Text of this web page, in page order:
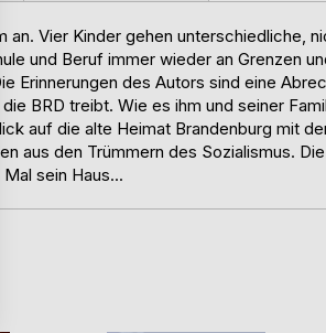
Vier Kinder gehen unterschiedliche,
und Beruf immer wieder an Grenzen
Erinnerungen des Autors sind eine
BRD treibt. Wie es ihm und seiner
auf die alte Heimat Brandenburg mit
aus den Trümmern des Sozialismus.
sein Haus...